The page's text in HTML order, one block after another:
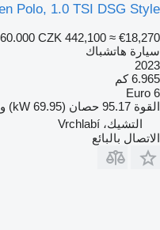
Polo, 1.0 TSI DSG Style
CZK 442,100 ≈ €18,270
سيارة هاتشباك
2023
6.965 كم
Euro 6
القوة 95.17 حصان (69.95 kW)
التشيك، Vrchlabí
الاتصال بالبائع